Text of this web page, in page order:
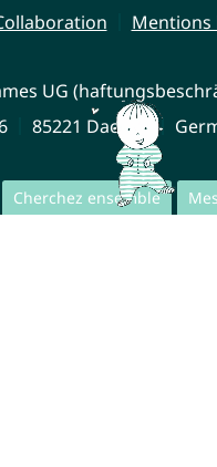
Cherchez ensemble
Mentions
UG
85221 Dachau